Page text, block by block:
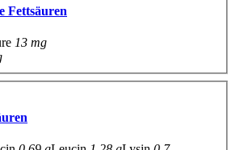
Fettsäuren
13 mg